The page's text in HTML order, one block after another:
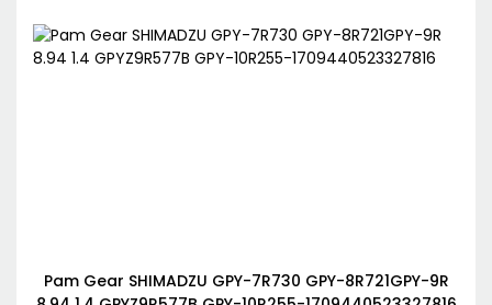
Pam Gear SHIMADZU GPY-7R730 GPY-8R721GPY-9R